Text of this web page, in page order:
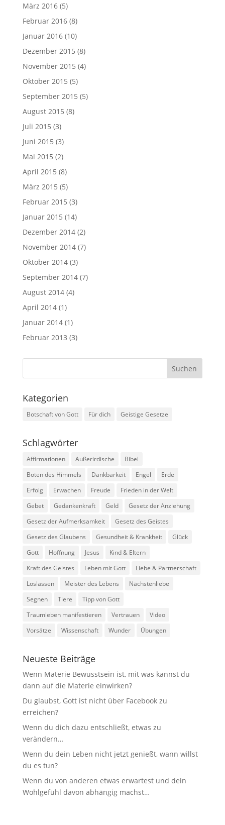
März 2016(5)
Februar 2016(8)
Januar 2016(10)
Dezember 2015 (8)
November 2015 (4)
Oktober 2015 (5)
September 2015 (5)
August 2015 (8)
Juli 2015 (3)
Juni 2015 (3)
Mai 2015 (2)
April 2015 (8)
März 2015 (5)
Februar 2015 (3)
Januar 2015 (14)
Dezember 2014(2)
November 2014(7)
Oktober 2014(3)
September 2014(7)
August 2014(4)
April 2014(1)
Januar 2014(1)
Februar 2013 (3)
Kategorien
Botschaft von Gott Für dich Geistige Gesetze
Schlagwörter
Affirmationen Außerirdische
Bibel
Boten des Himmels
Dankbarkeit Engel
Erde
Erfolg
Erwachen Freude
Frieden in der Welt
Gebet
Gedankenkraft Geld
Gesetz der Anziehung
Gesetz der Aufmerksamkeit
Gesetz des Geistes
Gesetz des Glaubens
Gesundheit & Krankheit
Glück
Gott
Hoffnung Jesus
Kind & Eltern
Kraft des Geistes
Leben mit Gott
Liebe & Partnerschaft
Loslassen
Meister des Lebens
Nächstenliebe
Segnen
Tiere
Tipp von Gott
Traumleben manifestieren
Vertrauen
Video
Vorsätze
Wissenschaft Wunder Übungen
Neueste Beiträge
Wenn Materie Bewusstsein ist, mit was kannst du
dann auf die Materie einwirken?
Du glaubst, Gott ist nicht über Facebook zu
erreichen?
Wenn du dich dazu entschließt, etwas zu
verändern…
Wenn du dein Leben nicht jetzt genießt, wann willst
du es tun?
Wenn du von anderen etwas erwartest und dein
Wohlgefühl davon abhängig machst…